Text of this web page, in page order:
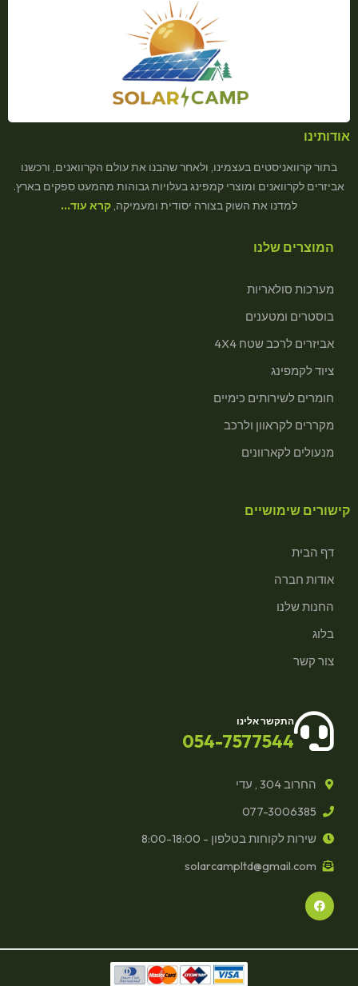
אודותינו
בתור קרוואניסטים בעצמינו, ולאחר שהבנו את עולם הקרוואנים, ורכשנו
אביזרים לקרוואנים ומוצרי קמפינג בעלויות גבוהות מהמעט ספקים בארץ.
למדנו את השוק בצורה יסודית ומעמיקה, קרא עוד…
המוצרים שלנו
מערכות סולאריות
בוסטרים ומטענים
אביזרים לרכב שטח 4X4
ציוד לקמפינג
חומרים לשירותים כימיים
מקררים לקראוון ולרכב
מנעולים לקארוונים
קישורים שימושיים
דף הבית
אודות חברה
החנות שלנו
בלוג
צור קשר
התקשר אלינו
054-7577544
החרוב 304 , עדי
077-3006385
שירות לקוחות בטלפון - 8:00-18:00
solarcampltd@gmail.com
F
a
c
o